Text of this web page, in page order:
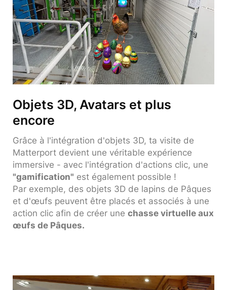
Objets 3D, Avatars et plus
encore
Grâce à l'intégration d'objets 3D, ta visite de
Matterport devient une véritable expérience
immersive - avec l'intégration d'actions clic, une
"gamification" est également possible !
Par exemple, des objets 3D de lapins de Pâques
et d'œufs peuvent être placés et associés à une
action clic afin de créer une chasse virtuelle aux
œufs de Pâques.